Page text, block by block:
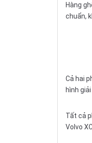
Hàng
chuẩn,
Cả hai
hình
Tất cả
Volvo